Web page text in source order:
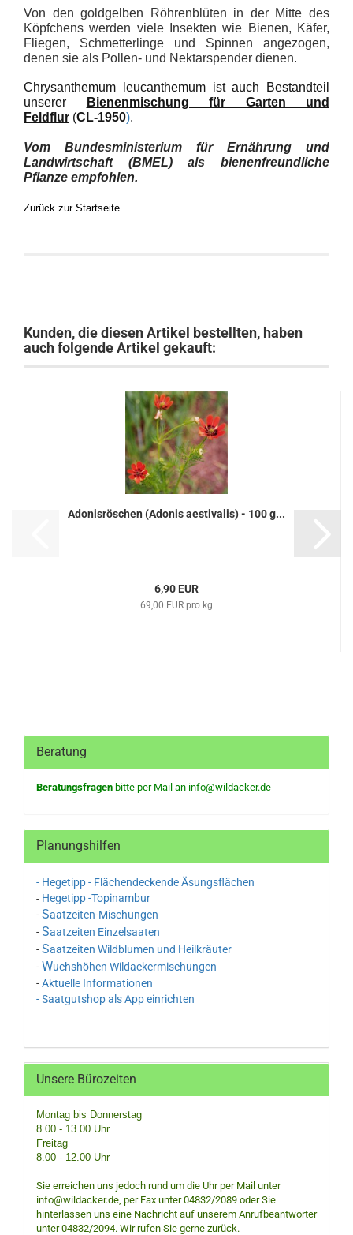
Von den goldgelben Röhrenblüten in der Mitte des
Köpfchens werden viele Insekten wie Bienen, Käfer,
Fliegen, Schmetterlinge und Spinnen angezogen,
denen sie als Pollen- und Nektarspender dienen.
Chrysanthemum leucanthemum ist auch Bestandteil
unserer
Bienenmischung für Garten und
Feldflur (CL-1950).
Vom Bundesministerium für Ernährung und
Landwirtschaft (BMEL) als bienenfreundliche
Pflanze empfohlen.
Zurück zur Startseite
Kunden, die diesen Artikel bestellten, haben
auch folgende Artikel gekauft:
Adonisröschen (Adonis aestivalis) - 100 g...
6,90 EUR
69,00 EUR pro kg
Beratung
Beratungsfragen bitte per Mail an info@wildacker.de
Planungshilfen
- Hegetipp - Flächendeckende Äsungsflächen
- Hegetipp -Topinambur
-Saatzeiten-Mischungen
-Saatzeiten Einzelsaaten
-Saatzeiten Wildblumen und Heilkräuter
-Wuchshöhen Wildackermischungen
-Aktuelle Informationen
- Saatgutshop als App einrichten
Unsere Bürozeiten
Montag bis Donnerstag
8.00 - 13.00 Uhr
Freitag
8.00 - 12.00 Uhr
Sie erreichen uns jedoch rund um die Uhr per Mail unter
info@wildacker.de, per Fax unter 04832/2089 oder Sie
hinterlassen uns eine Nachricht auf unserem Anrufbeantworter
unter 04832/2094. Wir rufen Sie gerne zurück.